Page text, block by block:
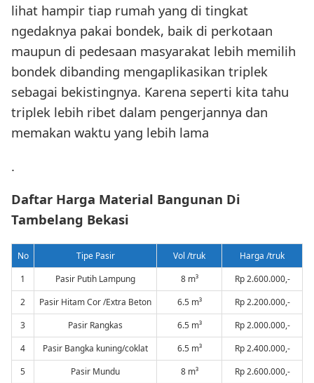
lihat hampir tiap rumah yang di tingkat
ngedaknya pakai bondek, baik di perkotaan
maupun di pedesaan masyarakat lebih memilih
bondek dibanding mengaplikasikan triplek
sebagai bekistingnya. Karena seperti kita tahu
triplek lebih ribet dalam pengerjannya dan
memakan waktu yang lebih lama
.
Daftar Harga Material Bangunan Di
Tambelang Bekasi
No Tipe Pasir Vol /truk
Harga /truk
1
Pasir Putih Lampung 8 m³
Rp 2.600.000,-
2
Pasir Hitam Cor /Extra Beton 6.5 m³
Rp 2.200.000,-
3
Pasir Rangkas 6.5 m³
Rp 2.000.000,-
4
Pasir Bangka kuning/coklat 6.5 m³
Rp 2.400.000,-
5
Pasir Mundu 8 m³
Rp 2.600.000,-